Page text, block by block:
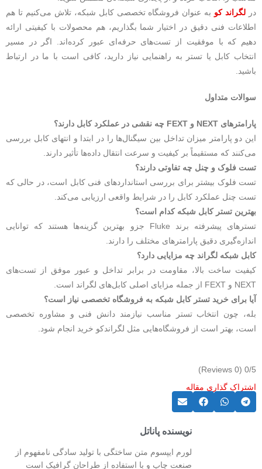
در لگراند کو به‌ عنوان فروشگاه تخصصی کابل شبکه، تلاش می‌کنیم تا هم
اطلاعات فنی دقیق در اختیار شما بگذاریم، هم محصولات با کیفیتی ارائه
دهیم که با موفقیت از تست‌های حرفه‌ای عبور کرده‌اند. اگر در مسیر
انتخاب کابل یا تستر به راهنمایی نیاز دارید، کافی است با ما در ارتباط
باشید.
سوالات متداول
پارامترهای NEXT و FEXT چه نقشی در عملکرد کابل دارند؟
این دو پارامتر میزان تداخل بین سیگنال‌ها را در ابتدا و انتهای کابل بررسی
می‌کنند که مستقیماً بر کیفیت و سرعت انتقال داده‌ها تأثیر دارند.
تست فلوک و چنل چه تفاوتی دارند؟
تست فلوک بیشتر برای بررسی استانداردهای فنی کابل است، در حالی که
تست چنل عملکرد کابل را در شرایط واقعی ارزیابی می‌کند.
بهترین تستر کابل شبکه کدام است؟
تسترهای پیشرفته برند Fluke جزو بهترین گزینه‌ها هستند که توانایی
اندازه‌گیری دقیق پارامترهای مختلف را دارند.
کابل شبکه لگراند چه مزایایی دارد؟
کیفیت ساخت بالا، مقاومت در برابر تداخل و عبور موفق از تست‌های
NEXT و FEXT از جمله مزایای اصلی کابل‌های لگراند است.
آیا برای خرید تستر کابل شبکه به فروشگاه تخصصی نیاز است؟
بله، چون انتخاب تستر مناسب نیازمند دانش فنی و مشاوره تخصصی
است، بهتر است از فروشگاه‌هایی مثل لگراندکو خرید انجام شود.
0/5
(0 Reviews)
اشتراک گذاری مقاله
نویسنده پاناتل
لورم ایپسوم متن ساختگی با تولید سادگی نامفهوم از
صنعت چاپ و با استفاده از طراحان گرافیک است